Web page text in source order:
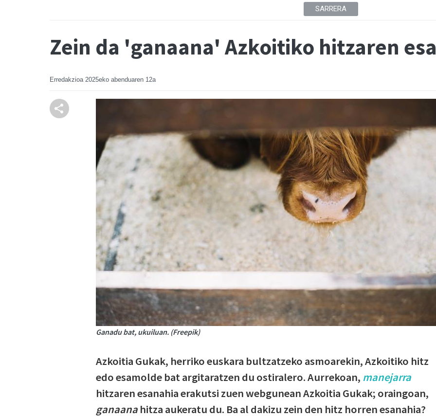
SARRERA
Zein da 'ganaana' Azkoitiko hitzaren
Erredakzioa 2025eko abenduaren 12a
Ganadu bat, ukuiluan. (Freepik)
Azkoitia Gukak, herriko euskara bultzatzeko asmoarekin, Azkoitiko hitz
edo esamolde bat argitaratzen du ostiralero. Aurrekoan, manejarra
hitzaren esanahia erakutsi zuen webgunean Azkoitia Gukak; oraingoan,
ganaana hitza aukeratu du. Ba al dakizu zein den hitz horren esanahia?